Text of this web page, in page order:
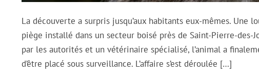
La découverte a surpris jusqu’aux habitants eux-mêmes. Une
piège installé dans un secteur boisé près de Saint-Pierre-
par les autorités et un vétérinaire spécialisé, l’animal a
d’être placé sous surveillance. L’affaire s’est déroulée […]